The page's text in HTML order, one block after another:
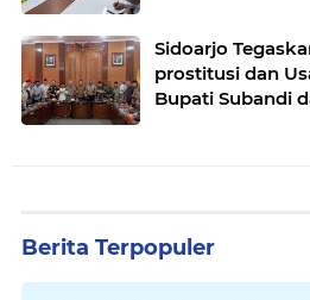
Sidoarjo
prostitusi dan
Bupati Subandi
Berita Terpopuler